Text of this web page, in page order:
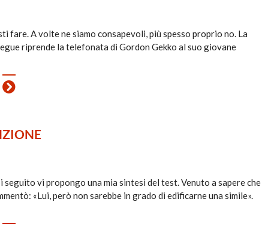
fare. A volte ne siamo consapevoli, più spesso proprio no. La
riprende la telefonata di Gordon Gekko al suo giovane
vi propongo una mia sintesi del test. Venuto a sapere che
«Lui, però non sarebbe in grado di edificarne una simile».